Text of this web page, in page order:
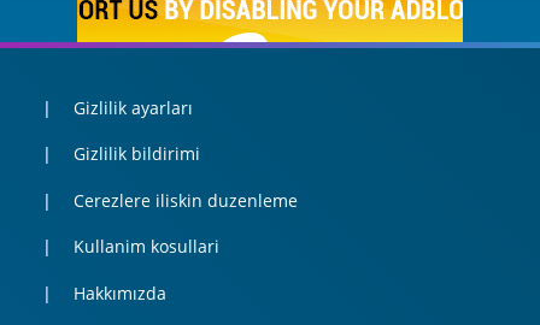
Gizlilik ayarları
Gizlilik bildirimi
Cerezlere iliskin duzenleme
Kullanim kosullari
Hakkımızda